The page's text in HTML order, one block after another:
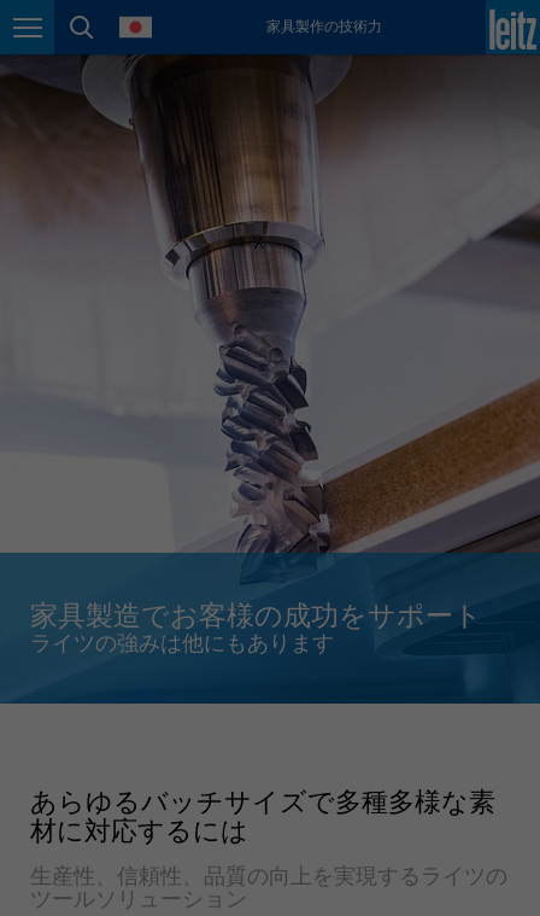
Page navigation
page search
language 家具製作の技術力
nederlands
Österreich
deutsch
Polska
polski
Portugal
português
România
Română
Schweiz
deutsch français
Singapore
Slovenija
slovenski
Türkiye
USA
家具製造でお客様の成功をサポート
ライツの強みは他にもあります
あらゆるバッチサイズで多種多様な素
材に対応するには
生産性、信頼性、品質の向上を実現するライツの
ツールソリューション